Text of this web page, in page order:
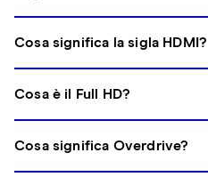
Cosa significa la sigla HDMI?
Cosa è il Full HD?
Cosa significa Overdrive?